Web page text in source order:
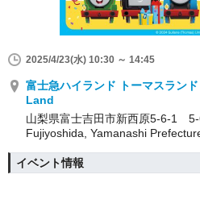
2025/4/23(水) 10:30 ～ 14:45
富士急ハイランド トーマスラ
Land
山梨県富士吉田市新西原5-6-1 5-
Fujiyoshida, Yamanashi
イベント情報